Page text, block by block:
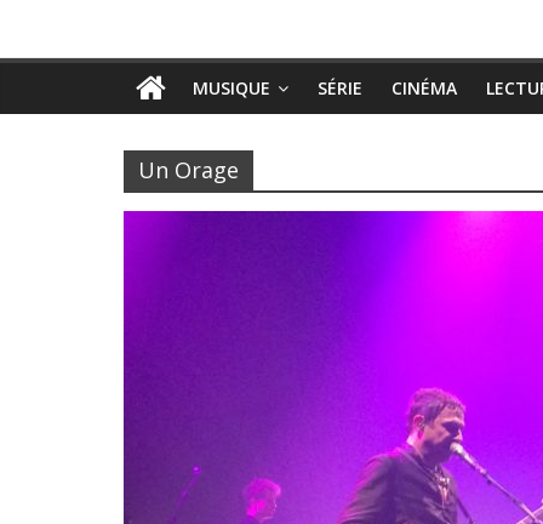
MUSIQUE SÉRIE CINÉMA
Un Orage